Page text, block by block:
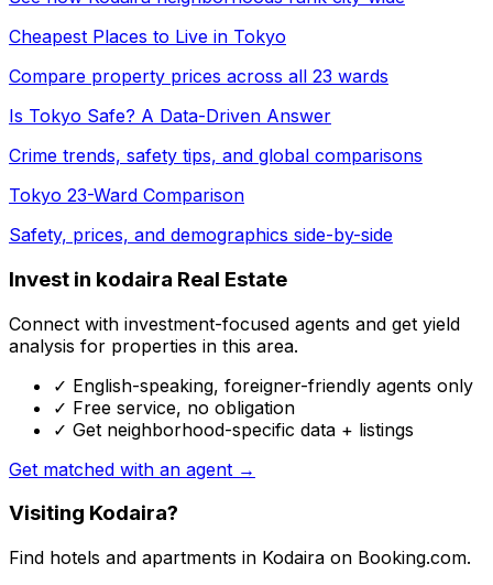
Cheapest Places to Live in Tokyo
Compare property prices across all 23 wards
Is Tokyo Safe? A Data-Driven Answer
Crime trends, safety tips, and global comparisons
Tokyo 23-Ward Comparison
Safety, prices, and demographics side-by-side
Invest in kodaira Real Estate
Connect with investment-focused agents and get yield
analysis for properties in this area.
✓ English-speaking, foreigner-friendly agents only
✓ Free service, no obligation
✓ Get neighborhood-specific data + listings
Get matched with an agent →
Visiting Kodaira?
Find hotels and apartments in Kodaira on Booking.com.